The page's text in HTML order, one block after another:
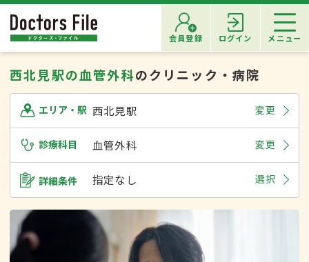
会員登録 ログイン メニュー
西北見駅の血管外科のクリニック・病院
エリア・駅 西北見駅 変更
診療科目 血管外科 変更
詳細条件 指定なし 選択